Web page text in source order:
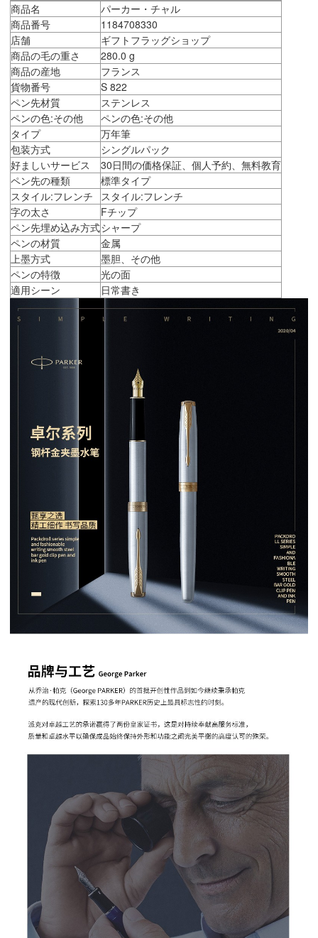
商品名
パーカー・チャル
商品番号
1184708330
店舗
ギフトフラッグショップ
商品の毛の重さ
280.0 g
商品の産地
フランス
貨物番号
S 822
ペン先材質
ステンレス
ペンの色:その他
ペンの色:その他
タイプ
万年筆
包装方式
シングルパック
好ましいサービス
30日間の価格保証、個人予約、無料教育
ペン先の種類
標準タイプ
スタイル:フレンチ
スタイル:フレンチ
字の太さ
Fチップ
ペン先埋め込み方式シャープ
ペンの材質
金属
上墨方式
墨胆、その他
ペンの特徴
光の面
適用シーン
日常書き